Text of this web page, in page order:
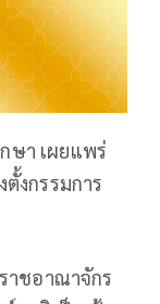
ษา เผยแพร่
งกรรมการ
าชอาณาจักร